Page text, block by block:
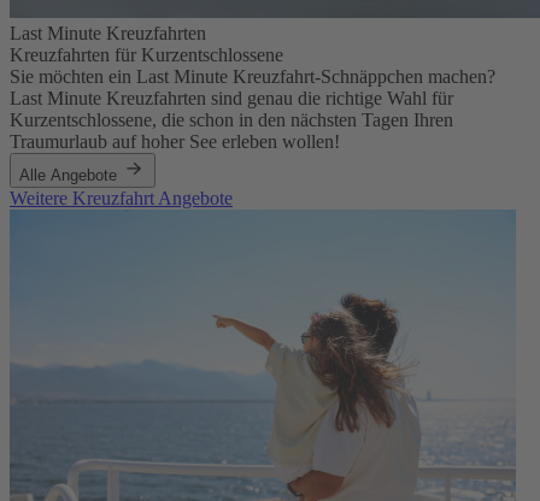
Last Minute Kreuzfahrten
Kreuzfahrten für Kurzentschlossene
Sie möchten ein Last Minute Kreuzfahrt-Schnäppchen machen?
Last Minute Kreuzfahrten sind genau die richtige Wahl für
Kurzentschlossene, die schon in den nächsten Tagen Ihren
Traumurlaub auf hoher See erleben wollen!
Alle Angebote
Weitere Kreuzfahrt Angebote